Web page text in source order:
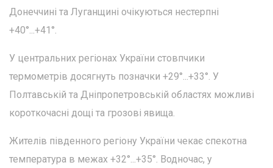
Донеччині та Луганщині очікуються нестерпні
+40°...+41°.
У центральних регіонах України стовпчики
термометрів досягнуть позначки +29°...+33°. У
Полтавській та Дніпропетровській областях можливі
короткочасні дощі та грозові явища.
Жителів південного регіону України чекає спекотна
температура в межах +32°...+35°. Водночас, у